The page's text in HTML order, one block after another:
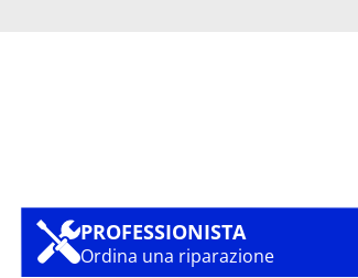
PROFESSIONISTA
Ordina una riparazione